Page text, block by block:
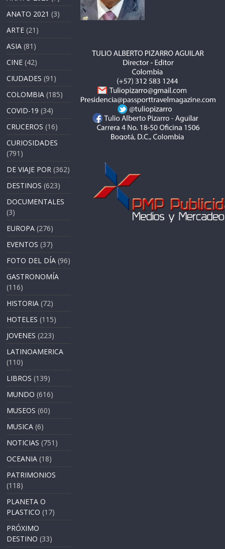
ANATO 2021 (3)
ARTE (21)
ASIA (81)
CINE (42)
CIUDADES (91)
COLOMBIA (185)
COVID-19 (34)
CRUCEROS (16)
CURIOSIDADES
(791)
DE VIAJE POR (362)
DESTINOS (623)
DOCUMENTALES
(3)
EUROPA (276)
EVENTOS (37)
FOTO DEL DÍA (96)
GASTRONOMÍA
(116)
HISTORIA (72)
HOTELES (115)
JOVENES (223)
LATINOAMERICA
(110)
LIBROS (139)
MUNDO (616)
MUSEOS (60)
MUSICA (6)
NOTICIAS (751)
OCEANIA (18)
PATRIMONIOS
(118)
PLANETA O
PLASTICO (17)
PRÓXIMO
DESTINO (33)